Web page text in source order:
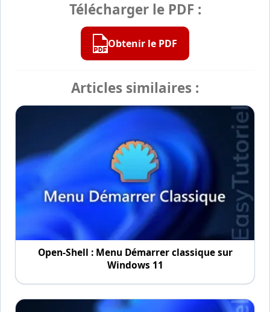
Télécharger le PDF :
Obtenir le PDF
Articles similaires :
Open-Shell : Menu Démarrer classique sur
Windows 11